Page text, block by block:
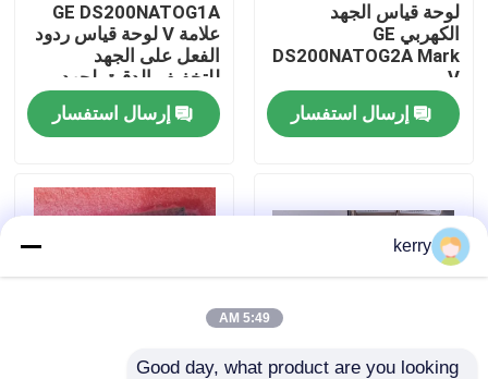
جولة في المعمل
رقابة جودة
مدونة
ABB 800xa
لوحة قياس الجهد
الكهربي GE
DS200NATOG2A Mark
V
إرسال استفسار
GE DS200NATOG1A
علامة V لوحة قياس ردود
الفعل على الجهد
للتخفيف الدقيق لجهد
التيار المتردد / التيار
المتردد مع تكامل VME
Backplane
إرسال استفسار
kerry
5:49 AM
Good day, what product are you looking